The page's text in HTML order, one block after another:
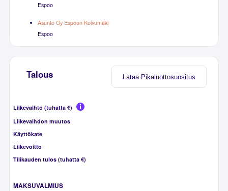
Espoo
Asunto Oy Espoon Koivumäki
Espoo
Lataa Pikaluottosuositus
Talous
Liikevaihto (tuhatta €)
Liikevaihdon muutos
Käyttökate
Liikevoitto
Tilikauden tulos (tuhatta €)
MAKSUVALMIUS